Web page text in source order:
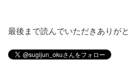
最後まで読んでいただきありがと